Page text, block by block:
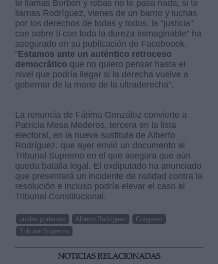
te llamas Borbón y robas no te pasa nada, si te
llamas Rodríguez, vienes de un barrio y luchas
por los derechos de todas y todos, la "justicia"
cae sobre ti con toda la dureza inimaginable" ha
asegurado en su publicación de Faceboook.
"Estamos ante un auténtico retroceso
democrático que no quiero pensar hasta el
nivel que podría llegar si la derecha vuelve a
gobernar de la mano de la ultraderecha".
La renuncia de Fátima González convierte a
Patricia Mesa Mederos, tercera en la lista
electoral, en la nueva sustituta de Alberto
Rodríguez, que ayer envió un documento al
Tribunal Supremo en el que asegura que aún
queda batalla legal. El exdiputado ha anunciado
que presentará un incidente de nulidad contra la
resolución e incluso podría elevar el caso al
Tribunal Constitucional.
unidas podemos Alberto Rodríguez
Congreso
Tribunal Supremo
NOTICIAS RELACIONADAS